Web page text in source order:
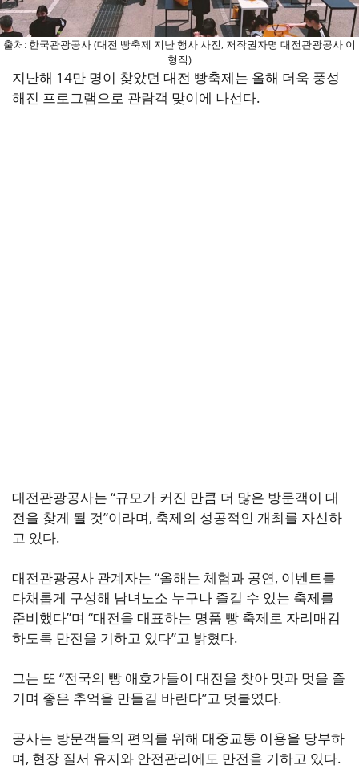
출처: 한국관광공사 (대전 빵축제 지난 행사 사진, 저작권자명 대전관광공사 이
형직)
지난해 14만 명이 찾았던 대전 빵축제는 올해 더욱 풍성
해진 프로그램으로 관람객 맞이에 나선다.
대전관광공사는 “규모가 커진 만큼 더 많은 방문객이 대
전을 찾게 될 것”이라며, 축제의 성공적인 개최를 자신하
고 있다.
대전관광공사 관계자는 “올해는 체험과 공연, 이벤트를
다채롭게 구성해 남녀노소 누구나 즐길 수 있는 축제를
준비했다”며 “대전을 대표하는 명품 빵 축제로 자리매김
하도록 만전을 기하고 있다”고 밝혔다.
그는 또 “전국의 빵 애호가들이 대전을 찾아 맛과 멋을 즐
기며 좋은 추억을 만들길 바란다”고 덧붙였다.
공사는 방문객들의 편의를 위해 대중교통 이용을 당부하
며, 현장 질서 유지와 안전관리에도 만전을 기하고 있다.